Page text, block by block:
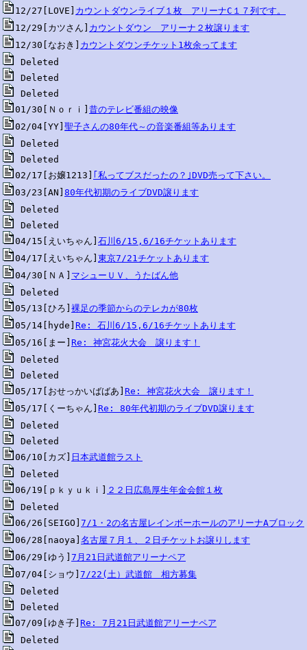
12/27[LOVE] カウントダウンライブ１枚　アリーナC１７列です。
12/29[カツさん] カウントダウン　アリーナ２枚譲ります
12/30[なおき] カウントダウンチケット1枚余ってます
01/30[Ｎｏｒｉ] 昔のテレビ番組の映像
02/04[YY] 聖子さんの80年代～の音楽番組等あります
02/17[お嬢1213] ｢私ってブスだったの？｣DVD売って下さい。
03/23[AN] 80年代初期のライブDVD譲ります
04/15[えいちゃん] 石川6/15,6/16チケットあります
04/17[えいちゃん] 東京7/21チケットあります
04/30[ＮＡ] マシューＵＶ、うたばん他
05/13[ひろ] 裸足の季節からのテレカが80枚
05/14[hyde] Re: 石川6/15,6/16チケットあります
05/16[まー] Re: 神宮花火大会　譲ります！
05/17[おせっかいばばあ] Re: 神宮花火大会　譲ります！
05/17[くーちゃん] Re: 80年代初期のライブDVD譲ります
06/10[カズ]
日本武道館ラスト
06/19[ｐｋｙｕｋｉ]
２２日広島厚生年金会館１枚
06/26[SEIGO] 7/1・2の名古屋レインボーホールのアリーナAブロック
06/28[naoya] 名古屋７月１、２日チケットお譲りします
06/29[ゆう] 7月21日武道館アリーナペア
07/04[ショウ] 7/22(土）武道館　相方募集
07/09[ゆき子] Re: 7月21日武道館アリーナペア